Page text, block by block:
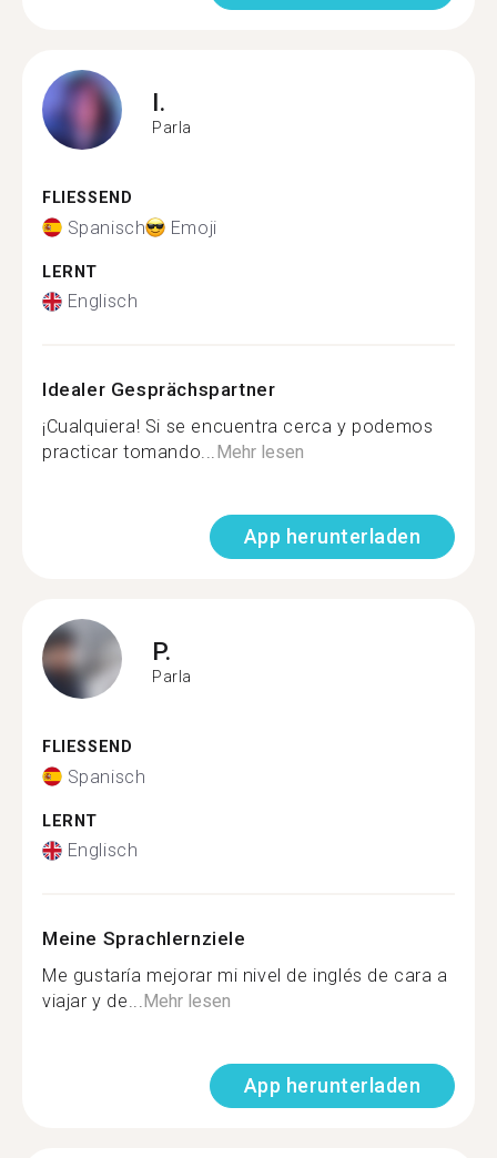
I.
Parla
FLIESSEND
Spanisch Emoji
LERNT
Englisch
Idealer Gesprächspartner
¡Cualquiera! Si se encuentra cerca y podemos
practicar tomando...Mehr lesen
App herunterladen
P.
Parla
FLIESSEND
Spanisch
LERNT
Englisch
Meine Sprachlernziele
Me gustaría mejorar mi nivel de inglés de cara a
viajar y de...Mehr lesen
App herunterladen